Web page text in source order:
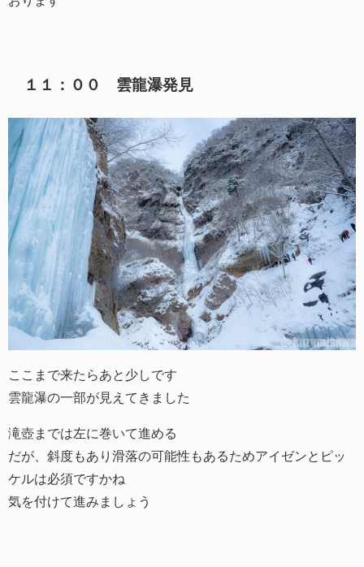
１１：００ 雲龍瀑発見
ここまで来たらあと少しです
雲龍瀑の一部が見えてきました
滝壺までは左に巻いて進める
だが、斜度もあり滑落の可能性もあるためアイゼンとピッ
ケルは必須ですかね
気を付けて進みましょう